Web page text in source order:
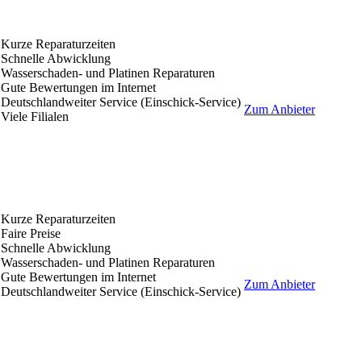
Kurze Reparaturzeiten
Schnelle Abwicklung
Wasserschaden- und Platinen Reparaturen
Gute Bewertungen im Internet
Deutschlandweiter Service (Einschick-Service)
Viele Filialen
Zum Anbieter
Kurze Reparaturzeiten
Faire Preise
Schnelle Abwicklung
Wasserschaden- und Platinen Reparaturen
Gute Bewertungen im Internet
Deutschlandweiter Service (Einschick-Service)
Zum Anbieter